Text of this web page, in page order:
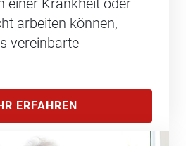
einer Krankheit oder
arbeiten können,
vereinbarte
ERFAHREN